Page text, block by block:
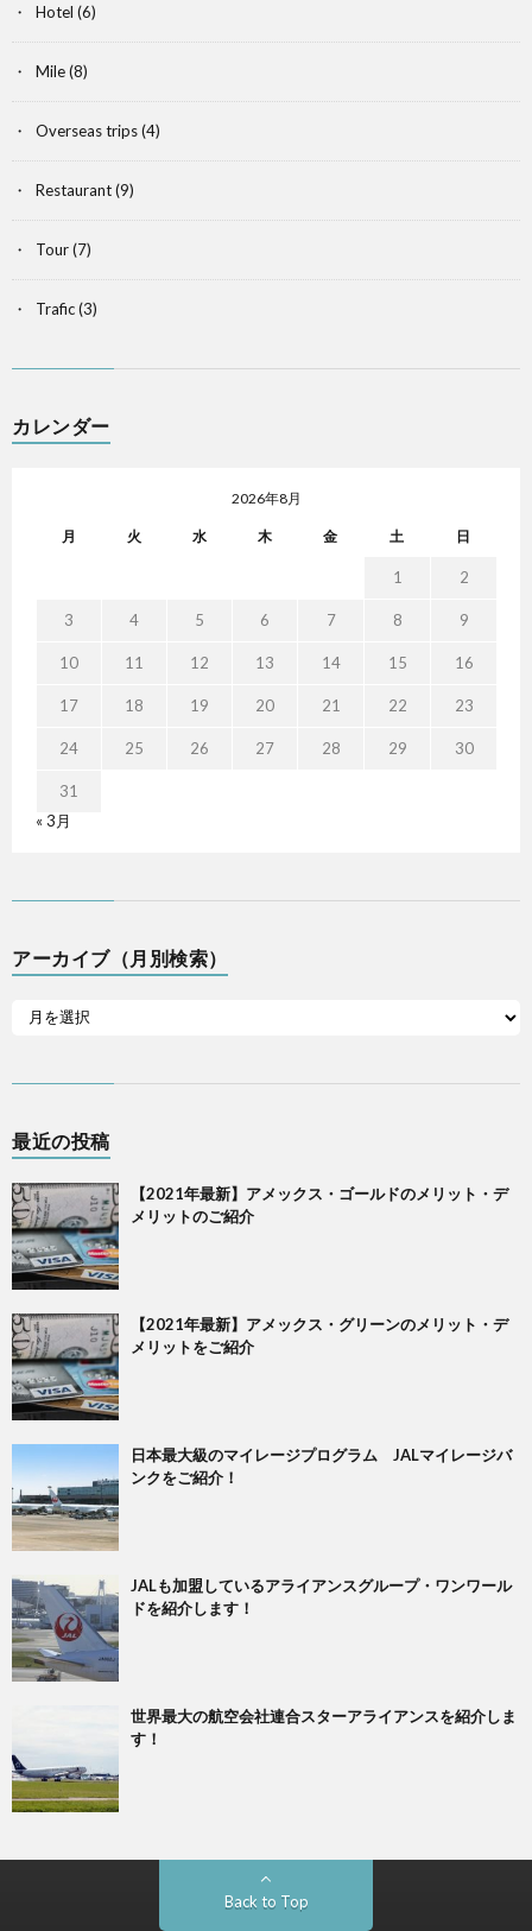
Hotel (6)
Mile(8)
Overseas trips(4)
Restaurant(9)
Tour(7)
Trafic(3)
カレンダー
2026年8月
月 火 水 木 金 土 日
1 2
3 4 5 6 7 8 9
10 11 12 13 14 15 16
17 18 19 20 21 22 23
24 25 26 27 28 29 30
31
« 3月
アーカイブ（月別検索）
最近の投稿
【2021年最新】アメックス・ゴールドのメリット・デ
メリットのご紹介
【2021年最新】アメックス・グリーンのメリット・デ
メリットをご紹介
日本最大級のマイレージプログラム JALマイレージバ
ンクをご紹介！
JALも加盟しているアライアンスグループ・ワンワール
ドを紹介します！
世界最大の航空会社連合スターアライアンスを紹介しま
す！
Back to Top